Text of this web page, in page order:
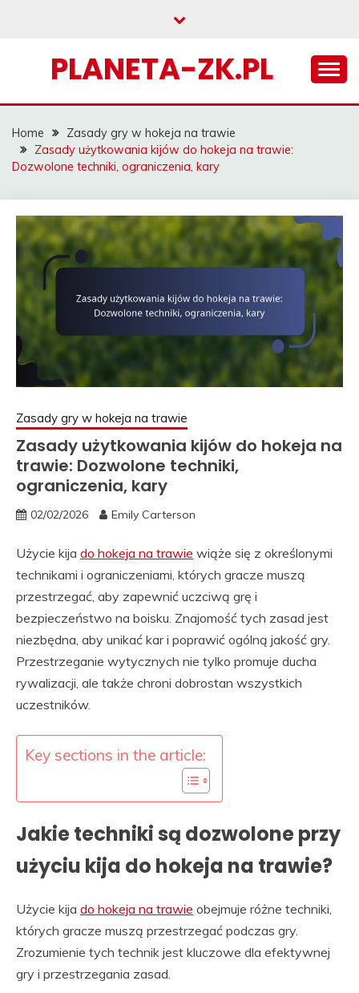
PLANETA-ZK.PL
Home
Zasady gry w hokeja na trawie
Zasady użytkowania kijów do hokeja na trawie:
Dozwolone techniki, ograniczenia, kary
Zasady gry w hokeja na trawie
Zasady użytkowania kijów do hokeja na
trawie: Dozwolone techniki,
ograniczenia, kary
02/02/2026 Emily Carterson
Użycie kija do hokeja na trawie wiąże się z określonymi
technikami i ograniczeniami, których gracze muszą
przestrzegać, aby zapewnić uczciwą grę i
bezpieczeństwo na boisku. Znajomość tych zasad jest
niezbędna, aby unikać kar i poprawić ogólną jakość gry.
Przestrzeganie wytycznych nie tylko promuje ducha
rywalizacji, ale także chroni dobrostan wszystkich
uczestników.
Key sections in the article:
Jakie techniki są dozwolone przy
użyciu kija do hokeja na trawie?
Użycie kija do hokeja na trawie obejmuje różne techniki,
których gracze muszą przestrzegać podczas gry.
Zrozumienie tych technik jest kluczowe dla efektywnej
gry i przestrzegania zasad.